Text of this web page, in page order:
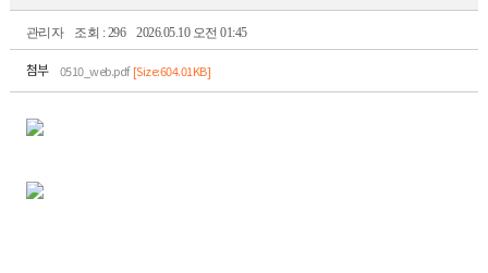
관리자 조회 : 296 2026.05.10 오전 01:45
첨부 0510_web.pdf [Size:604.01KB]